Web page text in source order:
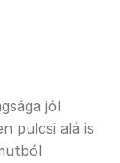
jól
pulcsi alá is